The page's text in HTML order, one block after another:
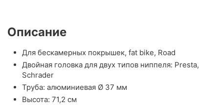
Описание
Для бескамерных покрышек, fat bike, Road
Двойная головка для двух типов ниппеля: Presta,
Schrader
Труба: алюминиевая Ø 37 мм
Высота: 71,2 см